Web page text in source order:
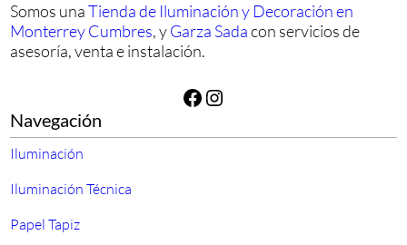
Somos unaTienda de Iluminación y Decoración en
Monterrey Cumbres, yGarza Sadacon servicios de
asesoría, venta e instalación.
Facebook Instagram
Navegación
Iluminación
Iluminación Técnica
Papel Tapiz